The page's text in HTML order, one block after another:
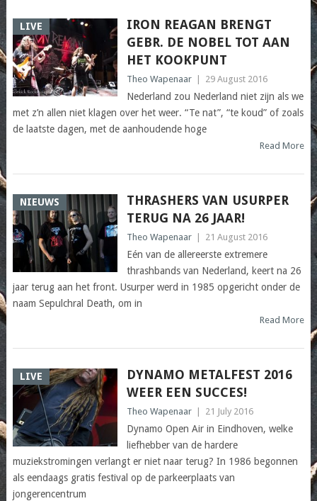
LIVE
IRON REAGAN BRENGT
GEBR. DE NOBEL TOT AAN
HET KOOKPUNT
Theo Wapenaar 29 August 2016
Nederland zou Nederland niet zijn als we
met z’n allen niet klagen over het weer. “Te nat”, “te koud” of zoals
de laatste dagen, met de aanhoudende hoge
Read More
NIEUWS
THRASHERS VAN USURPER
TERUG NA 26 JAAR!
Theo Wapenaar 21 August 2016
Eén van de allereerste extremere
thrashbands van Nederland, keert na 26
jaar terug aan het front. Usurper werd in 1985 opgericht onder de
naam Sepulchral Death, om in
Read More
LIVE
DYNAMO METALFEST 2016
WEER EEN SUCCES!
Theo Wapenaar 21 July 2016
Dynamo Open Air in Eindhoven, welke
liefhebber van de hardere
muziekstromingen verlangt er niet naar terug? In 1986 begonnen
als eendaags gratis festival op de parkeerplaats van
jongerencentrum